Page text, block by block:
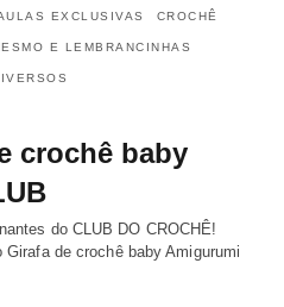
EXCLUSIVAS CROCHÊ
E LEMBRANCINHAS
crochê baby
do CLUB DO CROCHÊ!
de crochê baby Amigurumi